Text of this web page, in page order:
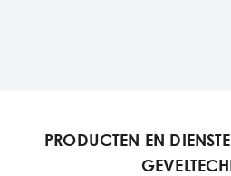
PRODUCTEN EN